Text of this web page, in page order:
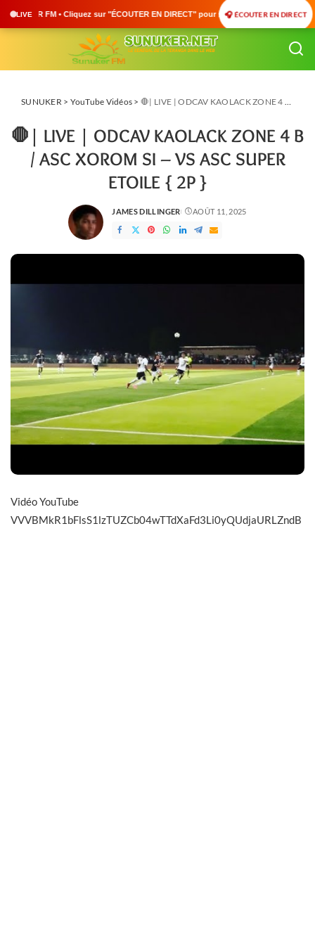
LIVEFM • Cliquez sur "ÉCOUTER EN DIRECT" pour suivre nos émissions en
🎧 ÉCOUTER EN DIRECT
SUNUKER> YouTube Vidéos > 🛑| LIVE | ODCAV KAOLACK ZONE 4 B / ASC XOROM SI – VS ASC SUPER ETOILE { 2P }
🛑| LIVE | ODCAV KAOLACK ZONE 4 B
/ ASC XOROM SI – VS ASC SUPER
ETOILE { 2P }
POSTED
BY
JAMES DILLINGER AOÛT 11, 2025
Vidéo YouTube
VVVBMkR1bFlsS1lzTUZCb04wTTdXaFd3Li0yQUdjaURLZndB